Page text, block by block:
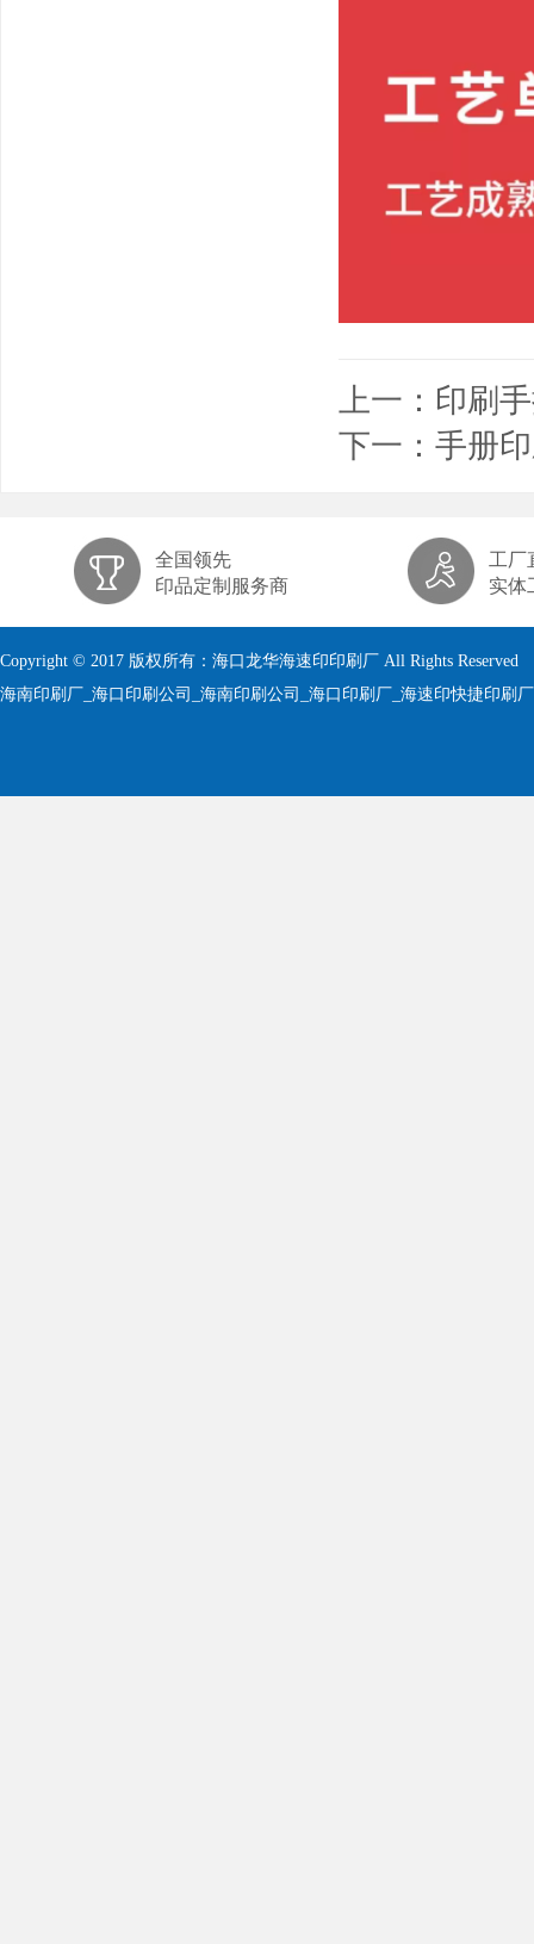
上一： 印刷
下一： 手册
全国领先
印品定制服务商
工厂
实体
Copyright © 2017 版权所有：海口龙华海速印印刷厂 All Rights Reserved
海南印刷厂_海口印刷公司_海南印刷公司_海口印刷厂_海速印快捷印刷厂